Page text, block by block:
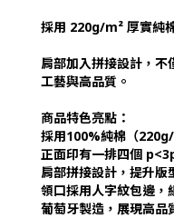
採用 220g/m² 厚實純
肩部加入拼接設計，
工藝與高品質。
商品特色亮點：
採用100%純棉（
正面印有一排四個
肩部拼接設計，提升版
領口採用人字紋包邊，
葡萄牙製造，展現高品